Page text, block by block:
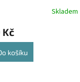
Skladem
Kč
košíku